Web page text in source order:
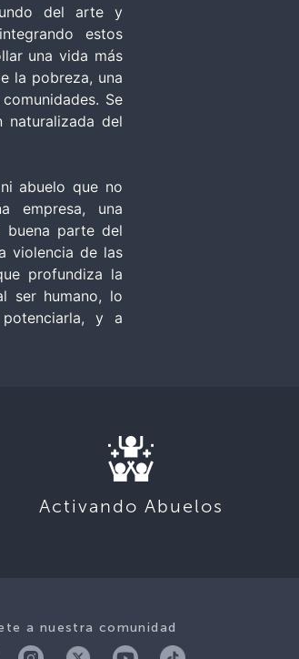
del arte y
estos
una vida más
la pobreza, una
Se
naturalizada del
abuelo que no
empresa, una
buena parte del
violencia de las
profundiza la
ser humano, lo
y a
Activando Abuelos
a nuestra comunidad